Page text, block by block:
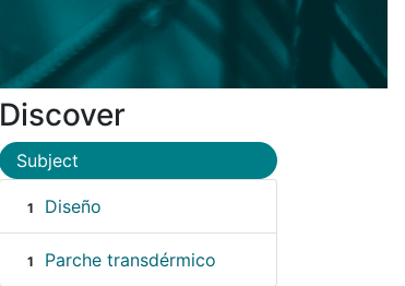
Discover
Subject
1 Diseño
1 Parche transdérmico